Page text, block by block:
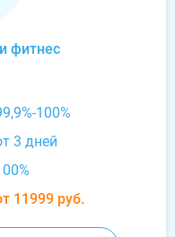
фитнес
100%
3 дней
11999 руб.